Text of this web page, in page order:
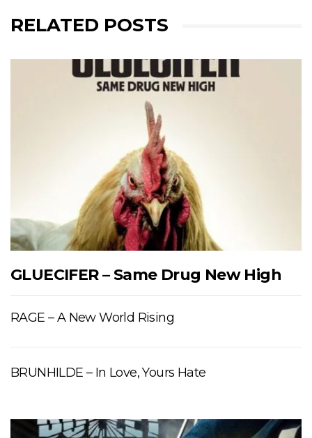
RELATED POSTS
GLUECIFER – Same Drug New High
RAGE – A New World Rising
BRUNHILDE – In Love, Yours Hate